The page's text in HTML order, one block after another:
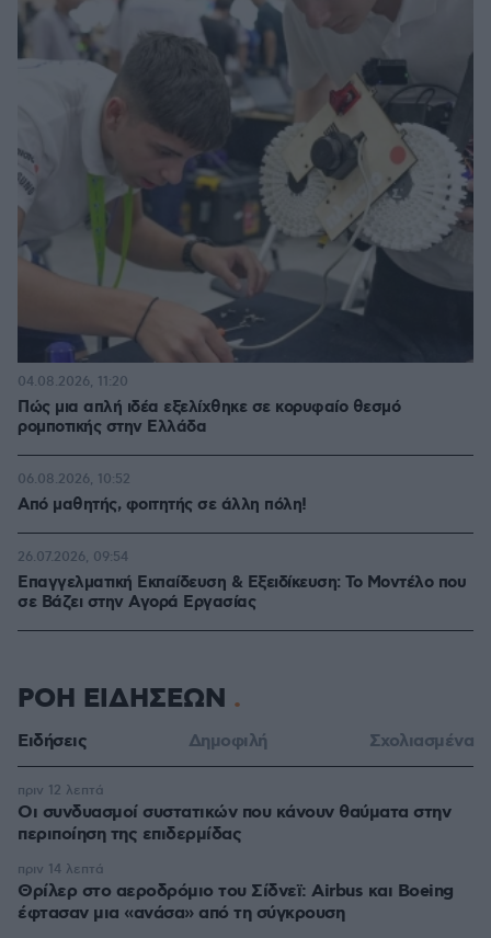
Πώς μια απλή ιδέα εξελίχθηκε σε κορυφαίο θεσμό
ρομποτικής στην Ελλάδα
04.08.2026, 11:20
Από μαθητής, φοιτητής σε άλλη πόλη!
06.08.2026, 10:52
Επαγγελματική Εκπαίδευση & Εξειδίκευση: Το Mοντέλο που
σε Bάζει στην Aγορά Eργασίας
26.07.2026, 09:54
ΡΟΗ ΕΙΔΗΣΕΩΝ
Ειδήσεις Δημοφιλή Σχολιασμένα
Οι συνδυασμοί συστατικών που κάνουν θαύματα στην
περιποίηση της επιδερμίδας
πριν 12 λεπτά
Θρίλερ στο αεροδρόμιο του Σίδνεϊ: Airbus και Boeing
έφτασαν μια «ανάσα» από τη σύγκρουση
πριν 14 λεπτά